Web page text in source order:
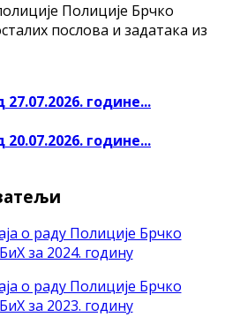
Полиције Брчко
послова и задатака из
године...
године...
о раду Полиције Брчко
за 2024. годину
о раду Полиције Брчко
за 2023. годину